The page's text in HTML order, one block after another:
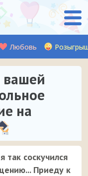
Любовь
вашей
на
так соскучился
Приеду к